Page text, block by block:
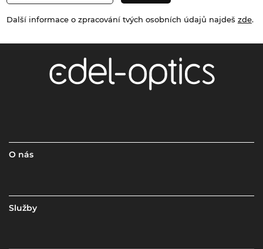
Další informace o zpracování tvých osobních údajů najdeš zde.
O nás
Služby